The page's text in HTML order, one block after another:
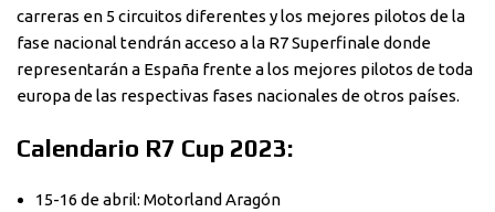
carreras en 5 circuitos diferentes y los mejores pilotos de la
fase nacional tendrán acceso a la R7 Superfinale donde
representarán a España frente a los mejores pilotos de toda
europa de las respectivas fases nacionales de otros países.
Calendario R7 Cup 2023:
15-16 de abril: Motorland Aragón